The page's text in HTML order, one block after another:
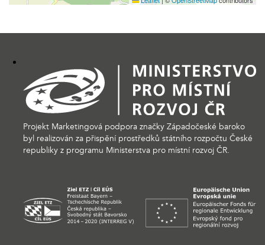
Projekt Marketingová podpora značky Západočeské baroko
byl realizován za přispění prostředků státního rozpočtu České
republiky z programu Ministerstva pro místní rozvoj ČR.